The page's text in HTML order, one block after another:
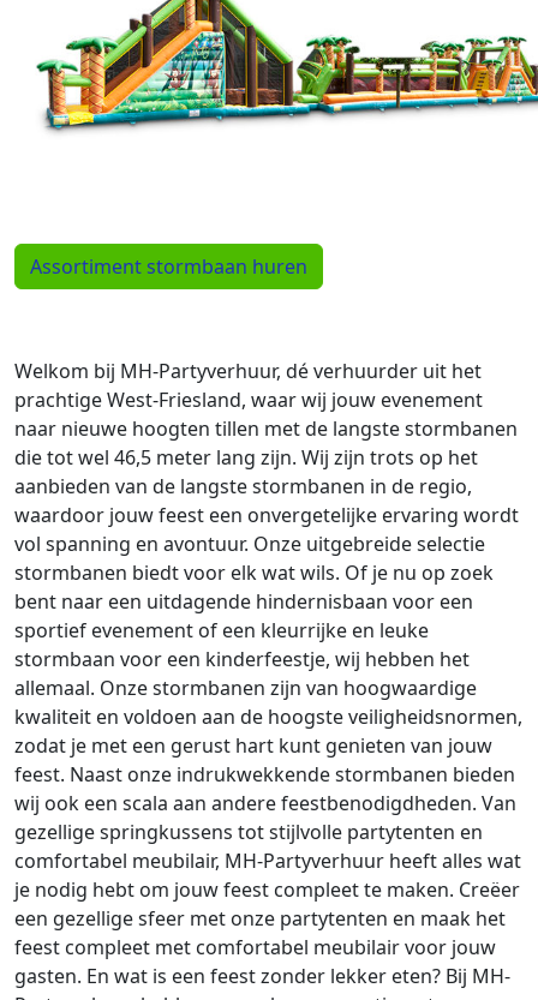
Assortiment stormbaan huren
Welkom bij MH-Partyverhuur, dé verhuurder uit het
prachtige West-Friesland, waar wij jouw evenement
naar nieuwe hoogten tillen met de langste stormbanen
die tot wel 46,5 meter lang zijn. Wij zijn trots op het
aanbieden van de langste stormbanen in de regio,
waardoor jouw feest een onvergetelijke ervaring wordt
vol spanning en avontuur. Onze uitgebreide selectie
stormbanen biedt voor elk wat wils. Of je nu op zoek
bent naar een uitdagende hindernisbaan voor een
sportief evenement of een kleurrijke en leuke
stormbaan voor een kinderfeestje, wij hebben het
allemaal. Onze stormbanen zijn van hoogwaardige
kwaliteit en voldoen aan de hoogste veiligheidsnormen,
zodat je met een gerust hart kunt genieten van jouw
feest. Naast onze indrukwekkende stormbanen bieden
wij ook een scala aan andere feestbenodigdheden. Van
gezellige springkussens tot stijlvolle partytenten en
comfortabel meubilair, MH-Partyverhuur heeft alles wat
je nodig hebt om jouw feest compleet te maken. Creëer
een gezellige sfeer met onze partytenten en maak het
feest compleet met comfortabel meubilair voor jouw
gasten. En wat is een feest zonder lekker eten? Bij MH-